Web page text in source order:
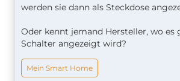
montiert hat.
werden sie dann als Steckdose
Oder kennt jemand Hersteller, wo es
Schalter angezeigt wird?
Mein Smart Home